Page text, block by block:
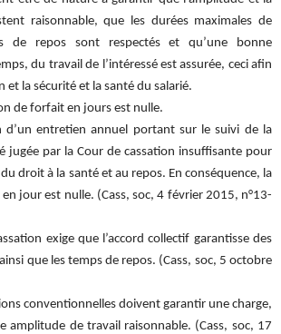
raisonnable, que les durées maximales de
de repos sont respectés et qu’une bonne
du travail de l’intéressé est assurée, ceci afin
et la sécurité et la santé du salarié.
de forfait en jours est nulle.
d’un entretien annuel portant sur le suivi de la
jugée par la Cour de cassation insuffisante pour
droit à la santé et au repos. En conséquence, la
jour est nulle. (Cass, soc, 4 février 2015, n°13-
exige que l’accord collectif garantisse des
que les temps de repos. (Cass, soc, 5 octobre
conventionnelles doivent garantir une charge,
amplitude de travail raisonnable. (Cass, soc, 17